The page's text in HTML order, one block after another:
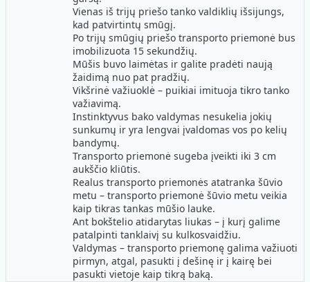
Vienas iš trijų priešo tanko valdiklių išsijungs,
kad patvirtintų smūgį.
Po trijų smūgių priešo transporto priemonė bus
imobilizuota 15 sekundžių.
Mūšis buvo laimėtas ir galite pradėti naują
žaidimą nuo pat pradžių.
Vikšrinė važiuoklė – puikiai imituoja tikro tanko
važiavimą.
Instinktyvus bako valdymas nesukelia jokių
sunkumų ir yra lengvai įvaldomas vos po kelių
bandymų.
Transporto priemonė sugeba įveikti iki 3 cm
aukščio kliūtis.
Realus transporto priemonės atatranka šūvio
metu – transporto priemonė šūvio metu veikia
kaip tikras tankas mūšio lauke.
Ant bokštelio atidarytas liukas – į kurį galime
patalpinti tanklaivį su kulkosvaidžiu.
Valdymas – transporto priemonę galima važiuoti
pirmyn, atgal, pasukti į dešinę ir į kairę bei
pasukti vietoje kaip tikrą baką.